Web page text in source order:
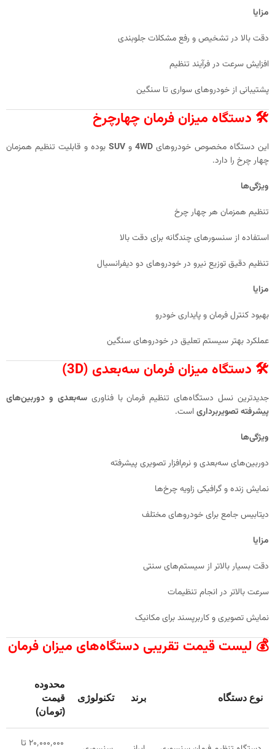
مزایا
دقت بالا در تشخیص و رفع مشکلات جلوبندی
افزایش سرعت در فرآیند تنظیم
پشتیبانی از خودروهای سواری تا سنگین
🛠️ دستگاه میزان فرمان چهارچرخ
این دستگاه مخصوص خودروهای 4WDوSUV بوده و قابلیت تنظیم همزمان
چهار چرخ را دارد.
ویژگی‌ها
تنظیم همزمان هر چهار چرخ
استفاده از سنسورهای چندگانه برای دقت بالا
تنظیم دقیق توزیع نیرو در خودروهای دو دیفرانسیال
مزایا
بهبود کنترل فرمان و پایداری خودرو
عملکرد بهتر سیستم تعلیق در خودروهای سنگین
🛠️ دستگاه میزان فرمان سه‌بعدی (3D)
جدیدترین نسل دستگاه‌های تنظیم فرمان با فناوریسه‌بعدی و دوربین‌های
پیشرفته تصویربرداریاست.
ویژگی‌ها
دوربین‌های سه‌بعدی و نرم‌افزار تصویری پیشرفته
نمایش زنده و گرافیکی زاویه چرخ‌ها
دیتابیس جامع برای خودروهای مختلف
مزایا
دقت بسیار بالاتر از سیستم‌های سنتی
سرعت بالاتر در انجام تنظیمات
نمایش تصویری و کاربرپسند برای مکانیک
💰 لیست قیمت تقریبی دستگاه‌های میزان فرمان
نوع دستگاه برند تکنولوژی
محدوده
قیمت
(تومان)
۲۰٬۰۰۰٬۰۰۰ تا